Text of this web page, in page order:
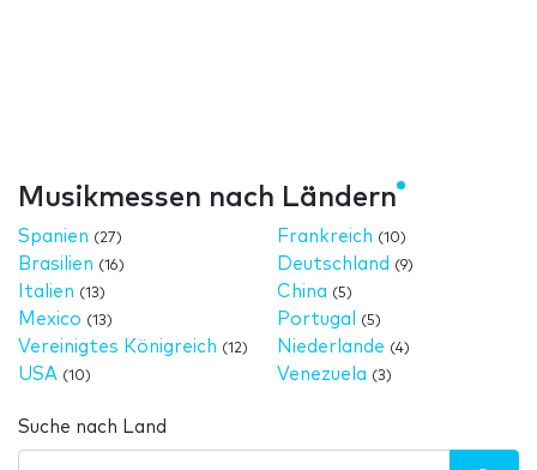
Musikmessen nach Ländern
Spanien (27)
Brasilien (16)
Italien (13)
Mexico (13)
Vereinigtes Königreich (12)
USA (10)
Frankreich (10)
Deutschland (9)
China (5)
Portugal (5)
Niederlande (4)
Venezuela (3)
Suche nach Land